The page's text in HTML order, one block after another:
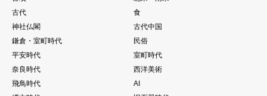
古代
食
神社仏閣
古代中国
鎌倉・室町時代
民俗
平安時代
室町時代
奈良時代
西洋美術
飛鳥時代
AI